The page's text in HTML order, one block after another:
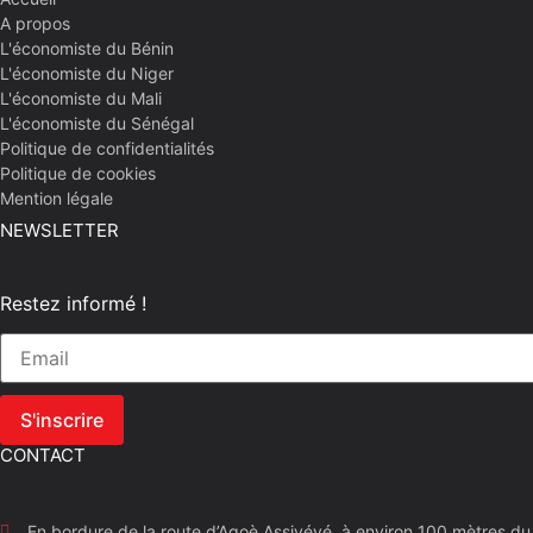
A propos
L'économiste du Bénin
L'économiste du Niger
L'économiste du Mali
L'économiste du Sénégal
Politique de confidentialités
Politique de cookies
Mention légale
NEWSLETTER
Restez informé !
S'inscrire
CONTACT